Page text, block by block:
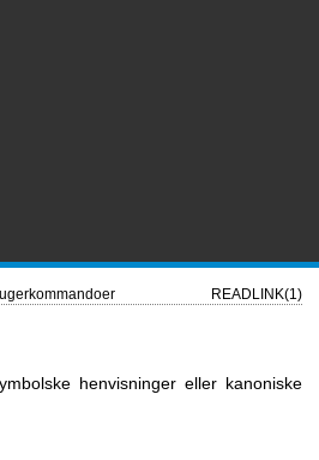
READLINK(1)
henvisninger eller kanoniske